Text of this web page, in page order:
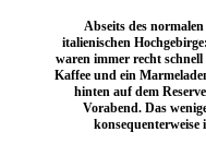
Abseits des
italienischen
waren immer recht schnell
Kaffee und ein
hinten auf dem
Vorabend. Das
konsequenterweise